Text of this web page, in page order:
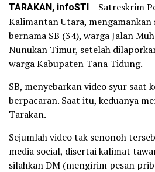
TARAKAN, infoSTI– Satreskrim
Kalimantan Utara, mengamankan
bernama SB (34), warga Jalan
Nunukan Timur, setelah
warga Kabupaten Tana Tidung.
SB, menyebarkan video syur saat
berpacaran. Saat itu, keduanya
Tarakan.
Sejumlah video tak senonoh
media social, disertai kalimat
silahkan DM (mengirim pesan